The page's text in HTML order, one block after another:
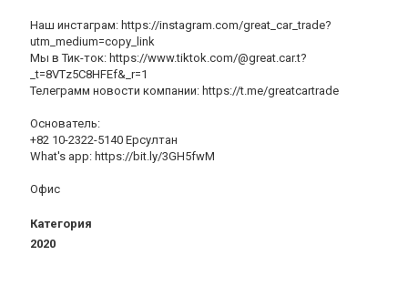
Наш инстаграм: https://instagram.com/great_car_trade?
utm_medium=copy_link
Мы в Тик-ток: https://www.tiktok.com/@great.car.t?
_t=8VTz5C8HFEf&_r=1
Телеграмм новости компании: https://t.me/greatcartrade
Основатель:
+82 10-2322-5140 Ерсултан
What's app: https://bit.ly/3GH5fwM
Офис
Категория
2020